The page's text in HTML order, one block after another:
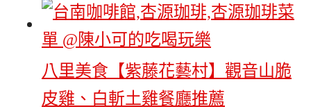
八里美食【紫藤花藝村】觀音山脆
皮雞、白斬土雞餐廳推薦